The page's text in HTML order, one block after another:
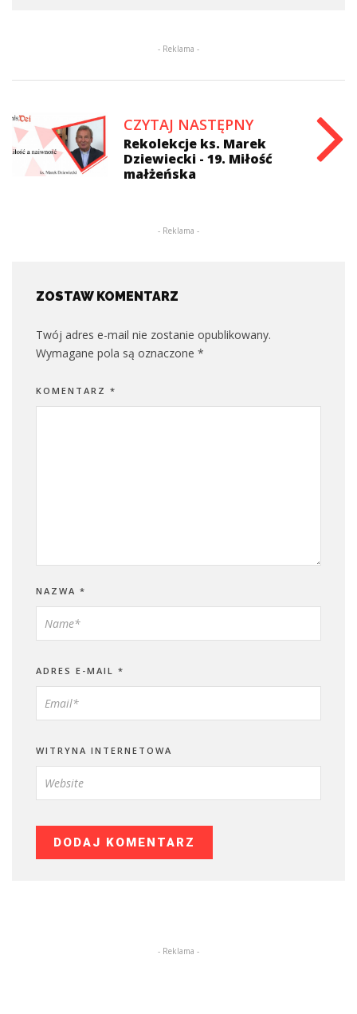
- Reklama -
CZYTAJ NASTĘPNY
Rekolekcje ks. Marek
Dziewiecki - 19. Miłość
małżeńska
- Reklama -
ZOSTAW KOMENTARZ
Twój adres e-mail nie zostanie opublikowany.
Wymagane pola są oznaczone *
KOMENTARZ *
NAZWA *
ADRES E-MAIL *
WITRYNA INTERNETOWA
- Reklama -